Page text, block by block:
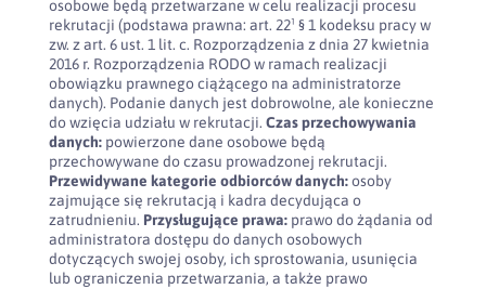
osobowe będą przetwarzane w celu realizacji procesu
rekrutacji (podstawa prawna: art. 22¹ § 1 kodeksu pracy w
zw. z art. 6 ust. 1 lit. c. Rozporządzenia z dnia 27 kwietnia
2016 r. Rozporządzenia RODO w ramach realizacji
obowiązku prawnego ciążącego na administratorze
danych). Podanie danych jest dobrowolne, ale konieczne
do wzięcia udziału w rekrutacji. Czas przechowywania
danych:powierzone dane osobowe będą
przechowywane do czasu prowadzonej rekrutacji.
Przewidywane kategorie odbiorców danych:osoby
zajmujące się rekrutacją i kadra decydująca o
zatrudnieniu. Przysługujące prawa:prawo do żądania od
administratora dostępu do danych osobowych
dotyczących swojej osoby, ich sprostowania, usunięcia
lub ograniczenia przetwarzania, a także prawo